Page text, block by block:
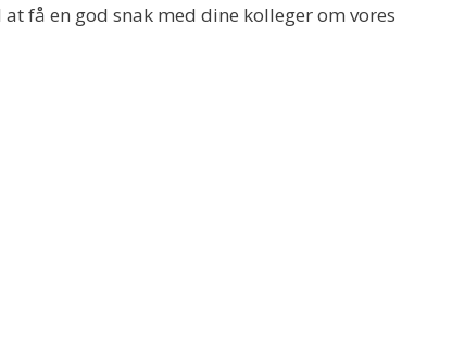
få en god snak med dine kolleger om vores